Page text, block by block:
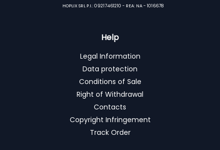
HOPLIX SRL P.I.: 09217461210 - REA: NA - 1016678
Help
Legal Information
Data protection
Conditions of Sale
Right of Withdrawal
Contacts
Copyright Infringement
Track Order